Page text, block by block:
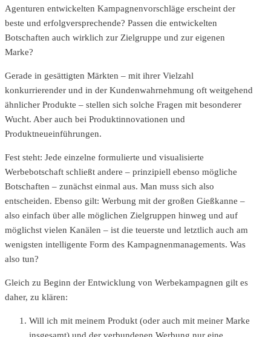
Agenturen entwickelten Kampagnenvorschläge erscheint der
beste und erfolgversprechende? Passen die entwickelten
Botschaften auch wirklich zur Zielgruppe und zur eigenen
Marke?
Gerade in gesättigten Märkten – mit ihrer Vielzahl
konkurrierender und in der Kundenwahrnehmung oft weitgehend
ähnlicher Produkte – stellen sich solche Fragen mit besonderer
Wucht. Aber auch bei Produktinnovationen und
Produktneueinführungen.
Fest steht: Jede einzelne formulierte und visualisierte
Werbebotschaft schließt andere – prinzipiell ebenso mögliche
Botschaften – zunächst einmal aus. Man muss sich also
entscheiden. Ebenso gilt: Werbung mit der großen Gießkanne –
also einfach über alle möglichen Zielgruppen hinweg und auf
möglichst vielen Kanälen – ist die teuerste und letztlich auch am
wenigsten intelligente Form des Kampagnenmanagements. Was
also tun?
Gleich zu Beginn der Entwicklung von Werbekampagnen gilt es
daher, zu klären:
Will ich mit meinem Produkt (oder auch mit meiner Marke